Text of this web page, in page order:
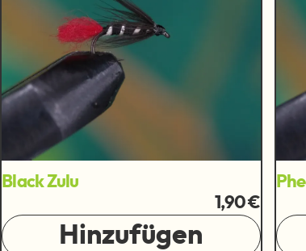
Black Zulu
1,90 €
Hinzufügen